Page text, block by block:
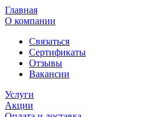
Главная
О компании
Связаться
Сертификаты
Отзывы
Вакансии
Услуги
Акции